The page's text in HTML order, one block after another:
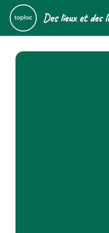
Des lieux et des